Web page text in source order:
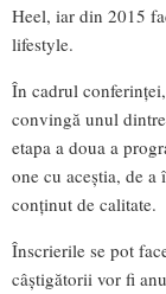
Heel, iar din 2015
lifestyle.
În cadrul
convingă unul
etapa a doua a
one cu aceștia, de
conținut de calitate.
Înscrierile se pot
câștigătorii vor fi